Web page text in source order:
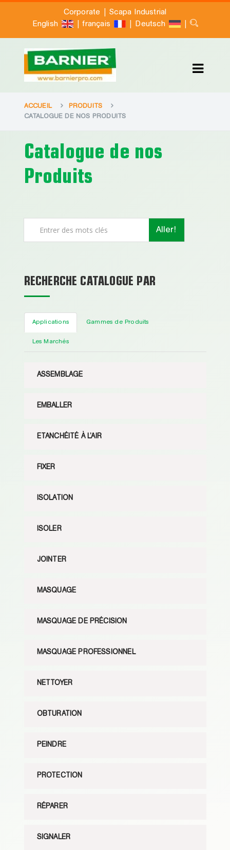
Corporate |Scapa Industrial
English
| français | Deutsch |
ACCUEIL
PRODUITS
CATALOGUE DE NOS PRODUITS
Catalogue de nos
Produits
Aller!
RECHERCHE CATALOGUE PAR
Applications Gammes de Produits
Les Marchés
ASSEMBLAGE
EMBALLER
ETANCHÉITÉ À L’AIR
FIXER
ISOLATION
ISOLER
JOINTER
MASQUAGE
MASQUAGE DE PRÉCISION
MASQUAGE PROFESSIONNEL
NETTOYER
OBTURATION
PEINDRE
PROTECTION
RÉPARER
SIGNALER